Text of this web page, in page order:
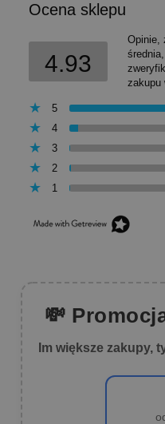
Ocena sklepu
4.93
Opinie,
zakupu
5
4
3
2
1
💸
Im większe zakupy,